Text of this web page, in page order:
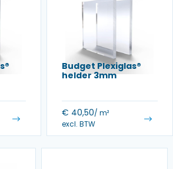
Budget Plexiglas®
helder 3mm
€ 40,50/ m²
excl. BTW